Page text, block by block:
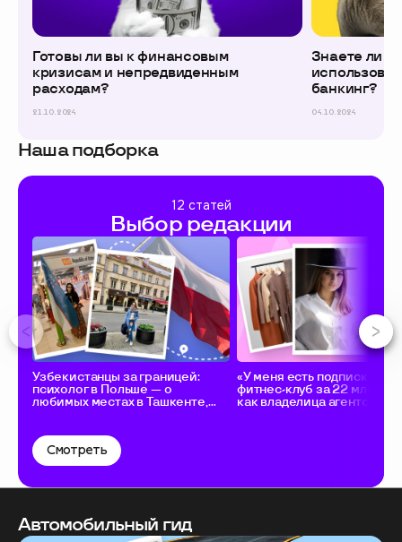
Готовы ли вы к финансовым
кризисам и непредвиденным
расходам?
21.10.2024
Знаете ли
банкинг?
04.10.2024
Наша подборка
12 статей
Выбор редакции
Узбекистанцы за границей:
психолог в Польше — о
любимых местах в Ташкенте,
«У меня есть подписка в
фитнес-клуб за 22 млн в
как владелица агентства
Смотреть
Автомобильный гид